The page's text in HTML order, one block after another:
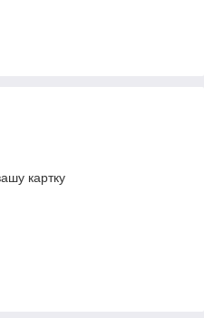
картку